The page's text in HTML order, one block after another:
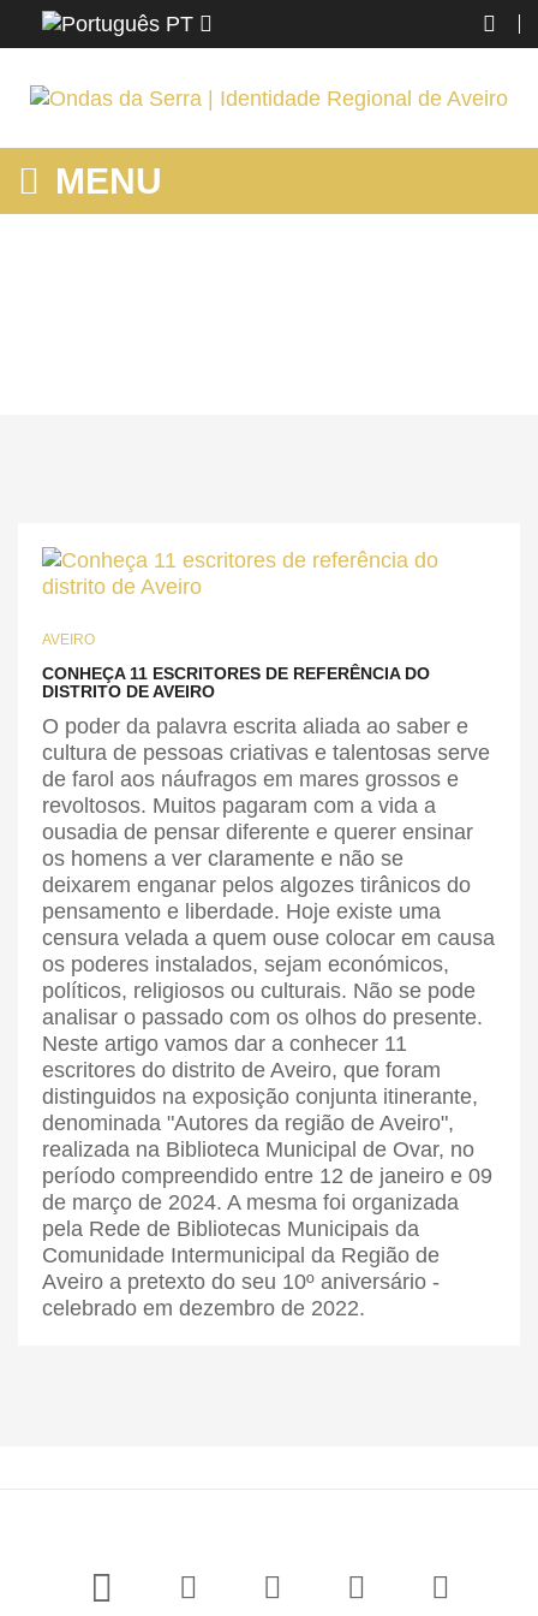
PT
MENU
AVEIRO
CONHEÇA 11 ESCRITORES DE REFERÊNCIA DO
DISTRITO DE AVEIRO
O poder da palavra escrita aliada ao saber e
cultura de pessoas criativas e talentosas serve
de farol aos náufragos em mares grossos e
revoltosos. Muitos pagaram com a vida a
ousadia de pensar diferente e querer ensinar
os homens a ver claramente e não se
deixarem enganar pelos algozes tirânicos do
pensamento e liberdade. Hoje existe uma
censura velada a quem ouse colocar em causa
os poderes instalados, sejam económicos,
políticos, religiosos ou culturais. Não se pode
analisar o passado com os olhos do presente.
Neste artigo vamos dar a conhecer 11
escritores do distrito de Aveiro, que foram
distinguidos na exposição conjunta itinerante,
denominada "Autores da região de Aveiro",
realizada na Biblioteca Municipal de Ovar, no
período compreendido entre 12 de janeiro e 09
de março de 2024. A mesma foi organizada
pela Rede de Bibliotecas Municipais da
Comunidade Intermunicipal da Região de
Aveiro a pretexto do seu 10º aniversário -
celebrado em dezembro de 2022.